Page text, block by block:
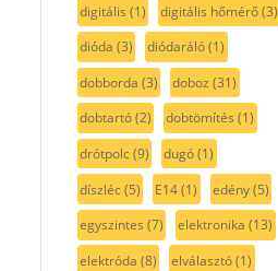
digitális (1) digitális hőmérő(3)
dióda (3) diódaráló(1)
dobborda (3) doboz (31)
dobtartó(2) dobtömítés (1)
drótpolc(9) dugó(1)
díszléc(5) E14(1) edény(5)
egyszintes (7) elektronika (13)
elektróda (8) elválasztó(1)